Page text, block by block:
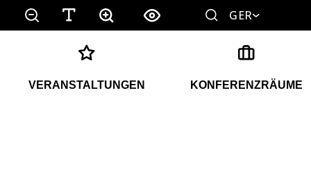
GER
VERANSTALTUNGEN KONFERENZRÄUME